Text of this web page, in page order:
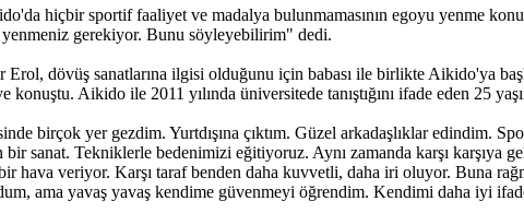
hiçbir sportif faaliyet ve madalya bulunmamasının egoyu yenme
yenmeniz gerekiyor. Bunu söyleyebilirim" dedi.
dövüş sanatlarına ilgisi olduğunu için babası ile birlikte Aikido'ya
Aikido ile 2011 yılında üniversitede tanıştığını ifade eden 25
birçok yer gezdim. Yurtdışına çıktım. Güzel arkadaşlıklar edindim.
sanat. Tekniklerle bedenimizi eğitiyoruz. Aynı zamanda karşı
hava veriyor. Karşı taraf benden daha kuvvetli, daha iri oluyor. Buna
ama yavaş yavaş kendime güvenmeyi öğrendim. Kendimi daha iyi